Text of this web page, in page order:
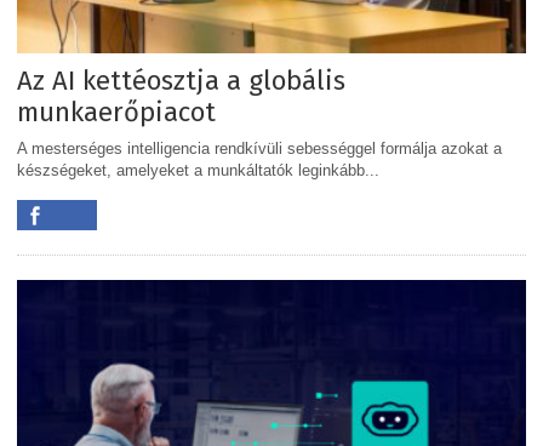
Az AI kettéosztja a globális
munkaerőpiacot
A mesterséges intelligencia rendkívüli sebességgel formálja azokat a
készségeket, amelyeket a munkáltatók leginkább...